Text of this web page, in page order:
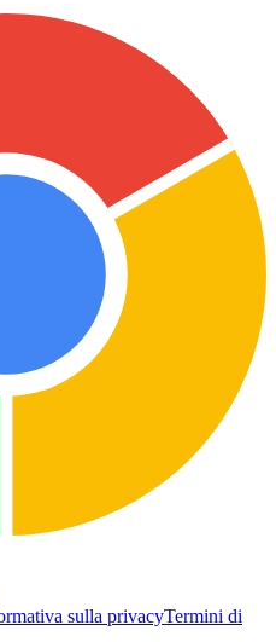
sulla privacyTermini di